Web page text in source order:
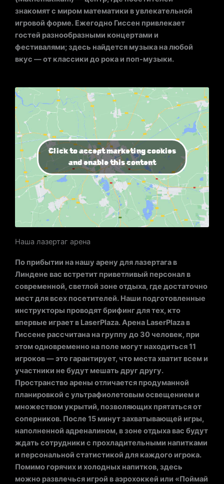
знакомят с миром математики в увлекательной
игровой форме. Ежегодно Гиссен привлекает
гостей разнообразными концертами и
фестивалями; здесь найдется музыка на любой
вкус — от классики до рока и поп-музыки.
Click to accept marketing cookies
and enable this content
Наша лазертаг арена
По прибытии на нашу арену для лазертага в
Линдене вас встретит приветливый персонал в
современной, светлой зоне отдыха, где достаточно
мест для всех посетителей. Наши подготовленные
инструкторы проводят брифинг для тех, кто
впервые играет в LaserPlaza. Арена LaserPlaza в
Гиссене рассчитана на группу до 30 человек, при
этом одновременно на поле могут находиться 11
игроков — это гарантирует, что места хватит всем и
участники не будут мешать друг другу.
Пространство арены отличается продуманной
планировкой с ультрафиолетовым освещением и
множеством укрытий, позволяющих прятаться от
соперников. После 15 минут захватывающей игры,
наполненной адреналином, в зоне отдыха вас будут
ждать сотрудники с прохладительными напитками
и персональной статистикой для каждого игрока.
Помимо горячих и холодных напитков, здесь
можно развлечься игрой в аэрохоккей или «Поймай